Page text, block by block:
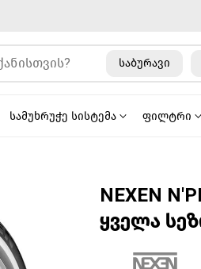
საბურავი
სამუხრუჭე სისტემა ფილტრი
NEXEN
ყველა